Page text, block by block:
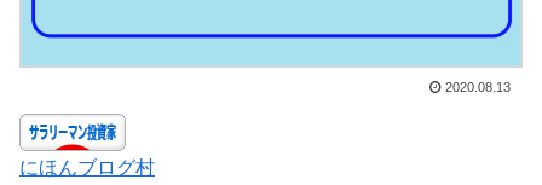
2020.08.13
にほんブログ村